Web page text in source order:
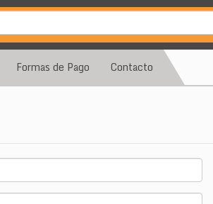
Formas de Pago Contacto